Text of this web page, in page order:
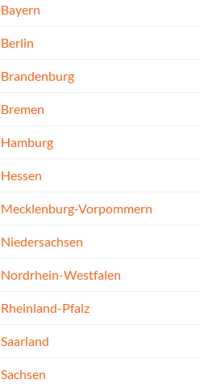
Bayern
Berlin
Brandenburg
Bremen
Hamburg
Hessen
Mecklenburg-Vorpommern
Niedersachsen
Nordrhein-Westfalen
Rheinland-Pfalz
Saarland
Sachsen